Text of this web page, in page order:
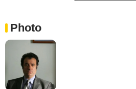
Photo